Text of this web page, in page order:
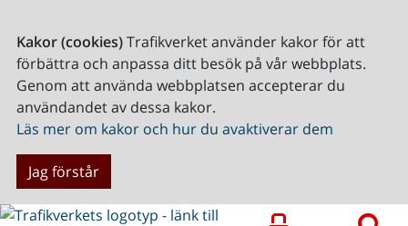
Kakor (cookies)Trafikverket använder kakor för att
förbättra och anpassa ditt besök på vår webbplats.
Genom att använda webbplatsen accepterar du
användandet av dessa kakor.
Läs mer om kakor och hur du avaktiverar dem
Jag förstår